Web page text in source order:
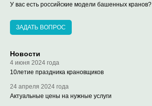
У вас есть российские модели башенных кранов?
ЗАДАТЬ ВОПРОС
Новости
4 июня 2024 года
10летие праздника крановщиков
24 апреля 2024 года
Актуальные цены на нужные услуги